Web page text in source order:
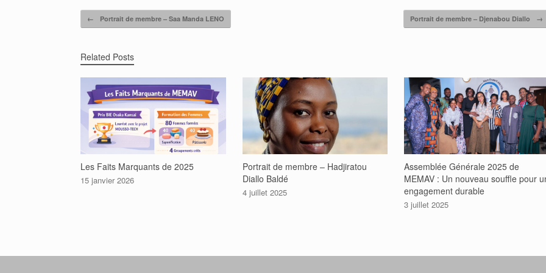
Post navigation
← Portrait de membre – Saa Manda LENO Portrait de membre – Djenabou Diallo →
Related Posts
Les Faits Marquants de 2025
15 janvier 2026
Portrait de membre – Hadjiratou
Diallo Baldé
4 juillet 2025
Assemblée Générale 2025 de
MEMAV : Un nouveau souffle pour
engagement durable
3 juillet 2025